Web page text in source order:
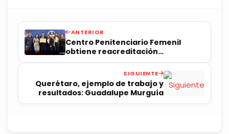
ANTERIOR
Centro Penitenciario Femenil
obtiene reacreditación
internacional
SIGUIENTE
Querétaro, ejemplo de trabajo y
resultados: Guadalupe Murguía